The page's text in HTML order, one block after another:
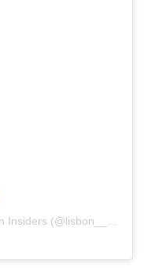
Uma publicação partilhada por Lisbon Insiders (@lisbon__insiders)